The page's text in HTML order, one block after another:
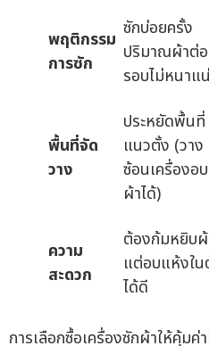
พฤติกรรม
การซัก
ซักบ่อยครั้ง
ปริมาณผ้าต่อ
รอบไม่หนาแ
พื้นที่จัด
วาง
ประหยัดพื้นที่
แนวตั้ง (วาง
ซ้อนเครื่องอบ
ผ้าได้)
ความ
สะดวก
ต้องก้มหยิบ
แต่อบแห้งใน
ได้ดี
การเลือกซื้อเครื่องซักผ้าให้คุ้ม